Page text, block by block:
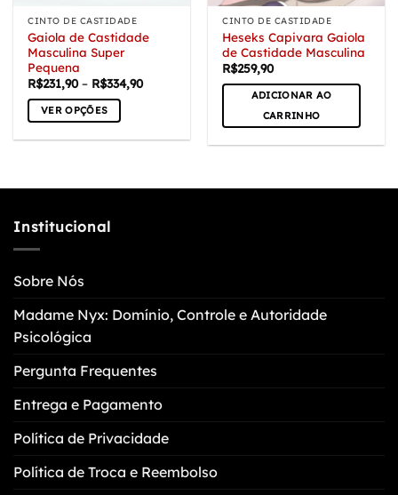
produto
página
do
produto
CINTO DE CASTIDADE
Gaiola de Castidade
Masculina Super
Pequena
R$231,90 – R$334,90Faixa
R$334,90
VER OPÇÕES
várias
As
ser
na
página
produto
CINTO DE CASTIDADE
Heseks Capivara Gaiola
de Castidade Masculina
R$259,90
ADICIONAR AO
CARRINHO
Institucional
Sobre Nós
Madame Nyx: Domínio, Controle e Autoridade
Psicológica
Pergunta Frequentes
Entrega e Pagamento
Política de Privacidade
Política de Troca e Reembolso